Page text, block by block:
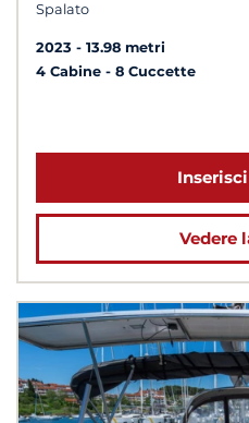
Spalato
2023
13.98 metri
4 Cabine
8 Cuccette
Vedere